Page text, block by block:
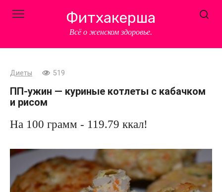
Фитхакерша
Всё о женском здоровье.
Диеты 519
ПП-ужин — куриные котлеты с кабачком
и рисом
На 100 грамм - 119.79 ккал!